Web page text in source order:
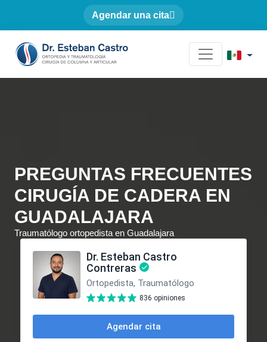
Agendar una cita
PREGUNTAS FRECUENTES
CIRUGÍA DE CADERA EN
GUADALAJARA
Traumatólogo ortopedista en Guadalajara